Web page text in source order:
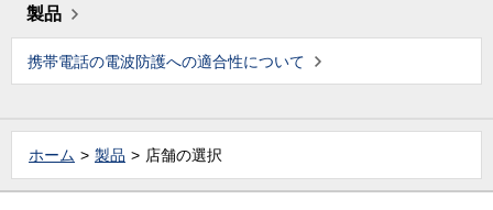
製品
携帯電話の電波防護への適合性について
ホーム 製品 店舗の選択